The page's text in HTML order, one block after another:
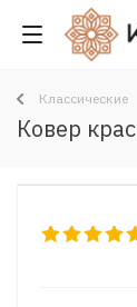
Классические
Ковер